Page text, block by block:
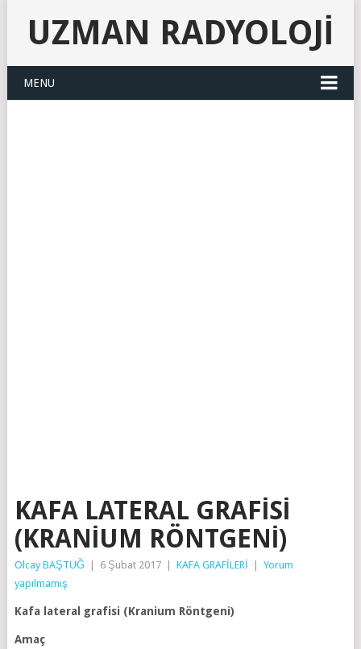
UZMAN RADYOLOJI
MENU
KAFA LATERAL GRAFISI
(KRANIUM RÖNTGENI)
Olcay BAŞTUĞ 6 Şubat 2017 KAFA GRAFİLERİ
Yorum
yapılmamış
Kafa lateral grafisi (Kranium Röntgeni)
Amaç